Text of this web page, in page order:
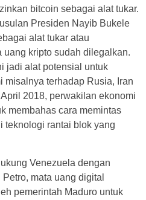
bitcoin sebagai alat tukar.
Presiden Nayib Bukele
alat tukar atau
uang kripto sudah dilegalkan.
jadi alat potensial untuk
misalnya terhadap Rusia, Iran
2018, perwakilan ekonomi
membahas cara memintas
teknologi rantai blok yang
Venezuela dengan
mata uang digital
pemerintah Maduro untuk